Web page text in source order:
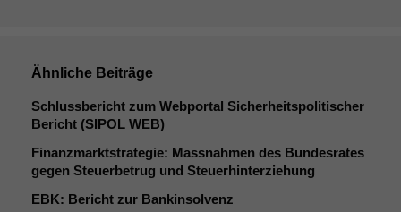
Ähnliche Beiträge
Schlussbericht zum Webportal Sicherheitspolitischer
Bericht (SIPOL WEB)
Finanzmarktstrategie: Massnahmen des Bundesrates
gegen Steuerbetrug und Steuerhinterziehung
EBK: Bericht zur Bankinsolvenz